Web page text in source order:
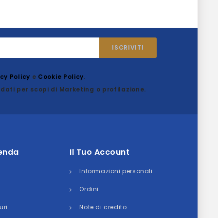
Policy e Cookie Policy.
per scopi di Marketing o profilazione.
Il Tuo Account
Informazioni personali
Ordini
Note di credito